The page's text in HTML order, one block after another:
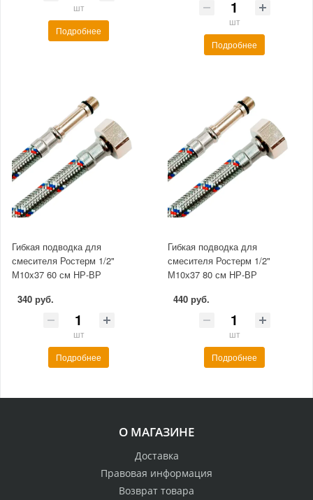
шт
Подробнее
шт
Подробнее
Гибкая подводка для
смесителя Ростерм 1/2"
М10x37 60 см НР-ВР
340 руб.
шт
Подробнее
Гибкая подводка для
смесителя Ростерм 1/2"
М10х37 80 см НР-ВР
440 руб.
шт
Подробнее
О МАГАЗИНЕ
Доставка
Правовая информация
Возврат товара